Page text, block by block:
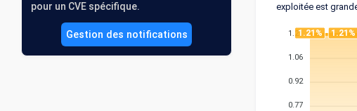
pour un CVE spécifique.
Gestion des notifications
exploitée est
1.21
1.06
0.92
0.77
1.21% 1.21%